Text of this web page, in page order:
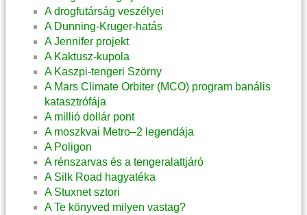
A drogfutárság veszélyei
A Dunning-Kruger-hatás
A Jennifer projekt
A Kaktusz-kupola
A Kaszpi-tengeri Szörny
A Mars Climate Orbiter (MCO) program banális
katasztrófája
A millió dollár pont
A moszkvai Metro–2 legendája
A Poligon
A rénszarvas és a tengeralattjáró
A Silk Road hagyatéka
A Stuxnet sztori
A Te könyved milyen vastag?